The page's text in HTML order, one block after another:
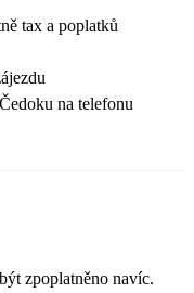
tax a poplatků
na telefonu
zpoplatněno navíc.